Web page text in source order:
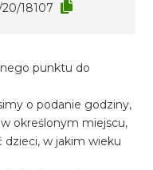
18107
punktu do
o podanie godziny,
określonym miejscu,
dzieci, w jakim wieku